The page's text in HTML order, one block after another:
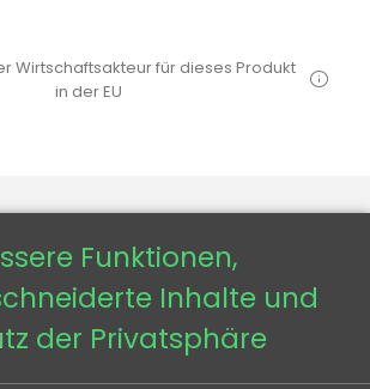
Wirtschaftsakteur für dieses Produkt
in der EU
Funktionen,
Inhalte und
der Privatsphäre